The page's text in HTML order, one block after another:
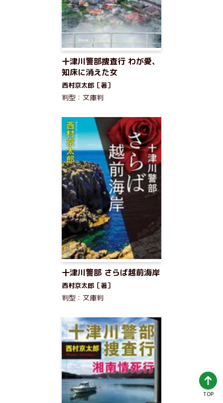
十津川警部捜査行 わが愛、
知床に消えた女
西村京太郎［著］
判型：文庫判
十津川警部 さらば越前海岸
西村京太郎［著］
判型：文庫判
TOP